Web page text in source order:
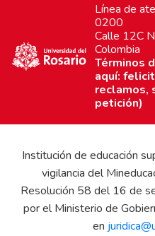
Línea de
0200
Calle 12C
Colombia
Términos
aquí:
reclamos,
petición)
Institución de educación
vigilancia del
Resolución 58 del 16 de
por el Ministerio de
en